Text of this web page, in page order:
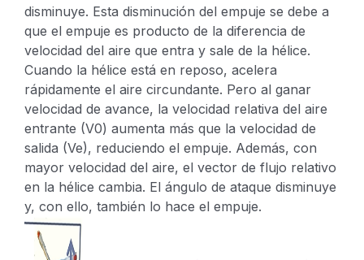
disminuye. Esta disminución del empuje se debe a
que el empuje es producto de la diferencia de
velocidad del aire que entra y sale de la hélice.
Cuando la hélice está en reposo, acelera
rápidamente el aire circundante. Pero al ganar
velocidad de avance, la velocidad relativa del aire
entrante (V0) aumenta más que la velocidad de
salida (Ve), reduciendo el empuje. Además, con
mayor velocidad del aire, el vector de flujo relativo
en la hélice cambia. El ángulo de ataque disminuye
y, con ello, también lo hace el empuje.